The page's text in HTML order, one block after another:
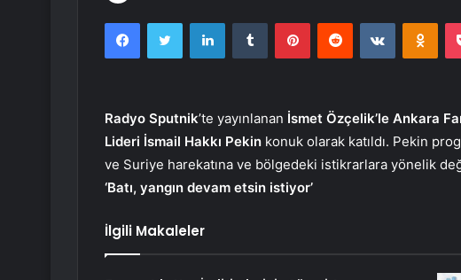
FacebookTwitter LinkedInTumblr PinterestReddit VKontakte
Radyo Sputnik’te yayınlanan İsmet Özçelik’le Ankara
Lideri İsmail Hakkı Pekin konuk olarak katıldı. Pekin
ve Suriye harekatına ve bölgedeki istikrarlara yönelik
‘Batı, yangın devam etsin istiyor’
İlgili Makaleler